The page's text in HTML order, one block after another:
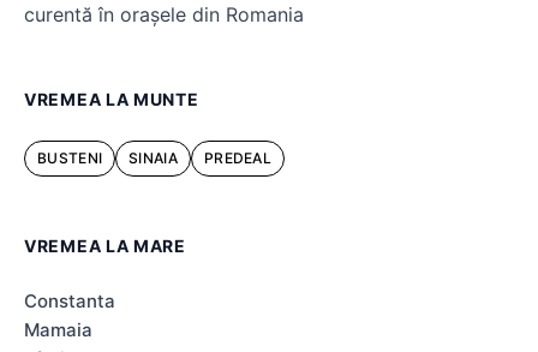
curentă în orașele din Romania
VREMEA LA MUNTE
BUSTENI SINAIA PREDEAL
VREMEA LA MARE
Constanta
Mamaia